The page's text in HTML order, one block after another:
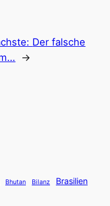
Der falsche
→
Bhutan Bilanz Brasilien